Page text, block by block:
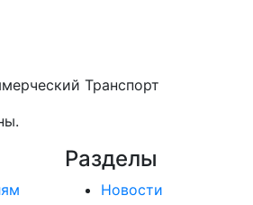
Транспорт
Разделы
Новости